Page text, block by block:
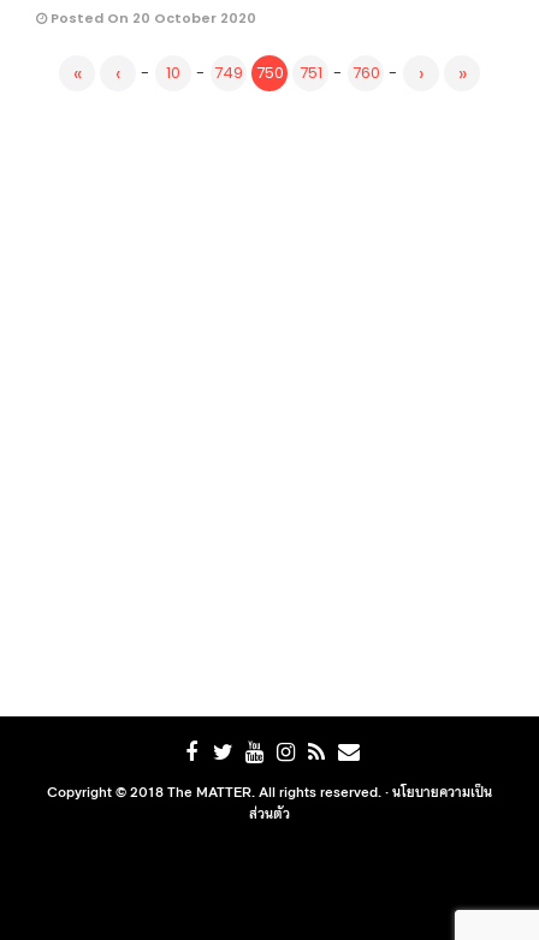
Posted On 20 October 2020
« ‹ - 10 - 749 750 751 - 760 - › »
Copyright © 2018 The MATTER. All rights reserved. ·นโยบายความเป็น
ส่วนตัว